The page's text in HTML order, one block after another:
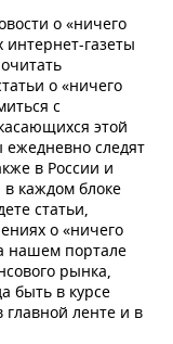
о «ничего
интернет-газеты
о «ничего
с
этой
следят
в России и
в каждом блоке
статьи,
о «ничего
нашем портале
рынка,
быть в курсе
главной ленте и в